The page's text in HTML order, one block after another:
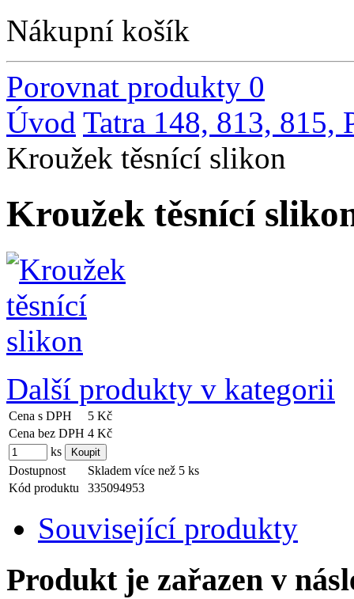
Nákupní košík
Porovnat produkty 0
Úvod Tatra 148, 813, 815,
Kroužek těsnící slikon
Kroužek těsnící
Další produkty v kategorii
Cena s DPH
5 Kč
Cena bez DPH 4 Kč
ks
Dostupnost
Skladem více než 5 ks
Kód produktu
335094953
Související produkty
Produkt je zařazen v